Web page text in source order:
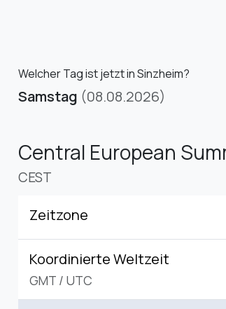
Welcher Tag ist jetzt in Sinzheim?
Samstag (08.08.2026)
Central European
CEST
Zeitzone
Koordinierte Weltzeit
GMT / UTC